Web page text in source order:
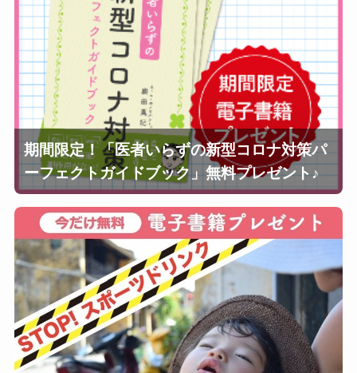
期間限定！「医者いらずの新型コロナ対策パ
ーフェクトガイドブック」無料プレゼント♪